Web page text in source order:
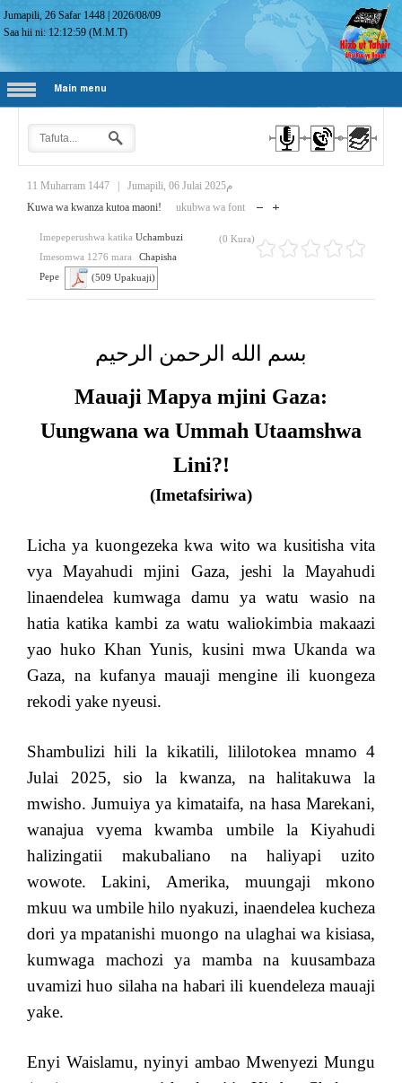
Jumapili, 26 Safar 1448 |2026/08/09
Saa hii ni: 12:13:00 (M.M.T)
Main menu
11 Muharram 1447
Jumapili, 06 Julai 2025م
Kuwa wa kwanza kutoa maoni!
ukubwa wa font
Imepeperushwa katika Uchambuzi
Imesomwa 1276 mara
Chapisha
Pepe
(509 Upakuaji)
(0 Kura)
بسم الله الرحمن الرحيم
Mauaji Mapya mjini Gaza:
Uungwana wa Ummah Utaamshwa
Lini?!
(Imetafsiriwa)
Licha ya kuongezeka kwa wito wa kusitisha vita
vya Mayahudi mjini Gaza, jeshi la Mayahudi
linaendelea kumwaga damu ya watu wasio na
hatia katika kambi za watu waliokimbia makaazi
yao huko Khan Yunis, kusini mwa Ukanda wa
Gaza, na kufanya mauaji mengine ili kuongeza
rekodi yake nyeusi.
Shambulizi hili la kikatili, lililotokea mnamo 4
Julai 2025, sio la kwanza, na halitakuwa la
mwisho. Jumuiya ya kimataifa, na hasa Marekani,
wanajua vyema kwamba umbile la Kiyahudi
halizingatii makubaliano na haliyapi uzito
wowote. Lakini, Amerika, muungaji mkono
mkuu wa umbile hilo nyakuzi, inaendelea kucheza
dori ya mpatanishi muongo na ulaghai wa kisiasa,
kumwaga machozi ya mamba na kuusambaza
uvamizi huo silaha na habari ili kuendeleza mauaji
yake.
Enyi Waislamu, nyinyi ambao Mwenyezi Mungu